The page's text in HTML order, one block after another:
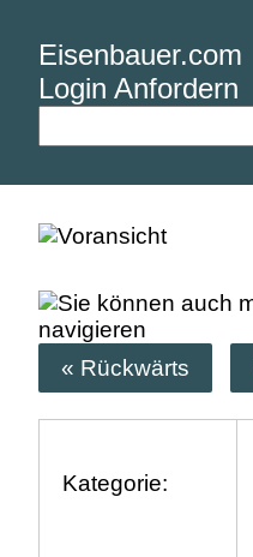
Eisenbauer.com
Login Anfordern
« Rückwärts
Kategorie: